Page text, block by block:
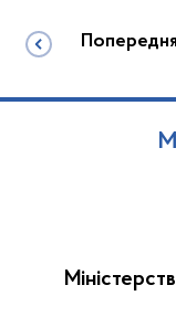
Попередня